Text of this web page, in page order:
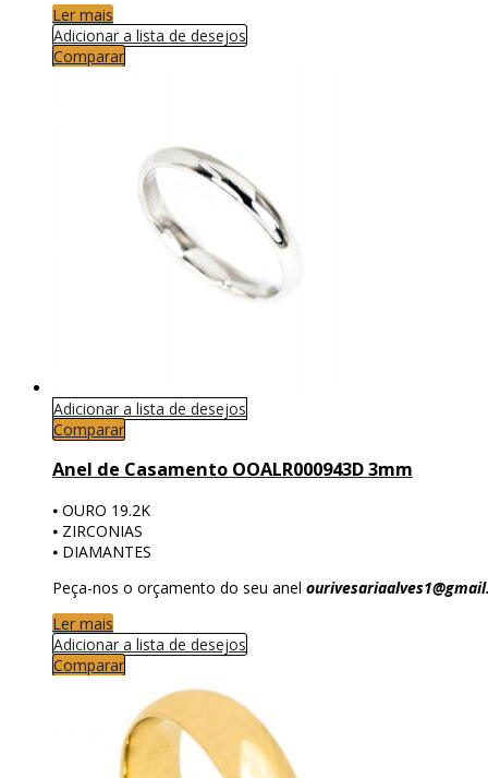
Ler mais
Adicionar a lista de desejos
Comparar
Adicionar a lista de desejos
Comparar
Anel de Casamento OOALR000943D 3mm
⦁ OURO 19.2K
⦁ ZIRCONIAS
⦁ DIAMANTES
Peça-nos o orçamento do seu anel
Ler mais
Adicionar a lista de desejos
Comparar